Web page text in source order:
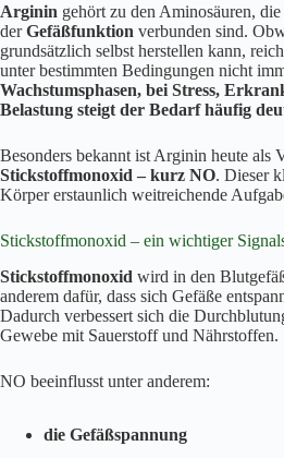
Arginin gehört zu den Aminosäuren,
derGefäßfunktion verbunden sind.
grundsätzlich selbst herstellen kann,
unter bestimmten Bedingungen nicht
Wachstumsphasen, bei Stress,
Belastung steigt der Bedarf häufig
Besonders bekannt ist Arginin heute als
Stickstoffmonoxid – kurz NO. Dieser
Körper erstaunlich weitreichende
Stickstoffmonoxid – ein wichtiger
Stickstoffmonoxid wird in den
anderem dafür, dass sich Gefäße
Dadurch verbessert sich die
Gewebe mit Sauerstoff und Nährstoffen.
NO beeinflusst unter anderem:
die Gefäßspannung